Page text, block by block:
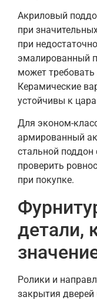
Акриловый
при
при
эмалированный
может требовать
Керамические
устойчивы к
Для эконом-
армированный
стальной
проверить
при покупке.
детали,
Ролики и
закрытия